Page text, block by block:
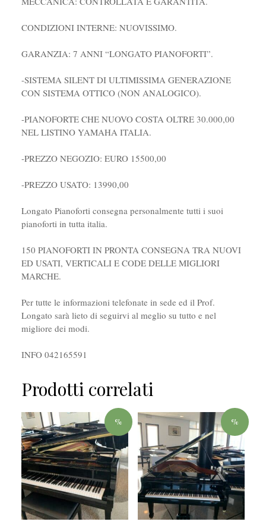
CONDIZIONI INTERNE: NUOVISSIMO.
GARANZIA: 7 ANNI “LONGATO PIANOFORTI”.
-SISTEMA SILENT DI ULTIMISSIMA GENERAZIONE
CON SISTEMA OTTICO (NON ANALOGICO).
-PIANOFORTE CHE NUOVO COSTA OLTRE 30.000,00
NEL LISTINO YAMAHA ITALIA.
-PREZZO NEGOZIO: EURO 15500,00
-PREZZO USATO: 13990,00
Longato Pianoforti consegna personalmente tutti i suoi
pianoforti in tutta italia.
150 PIANOFORTI IN PRONTA CONSEGNA TRA NUOVI
ED USATI, VERTICALI E CODE DELLE MIGLIORI
MARCHE.
Per tutte le informazioni telefonate in sede ed il Prof.
Longato sarà lieto di seguirvi al meglio su tutto e nel
migliore dei modi.
INFO 042165591
Prodotti correlati
% %